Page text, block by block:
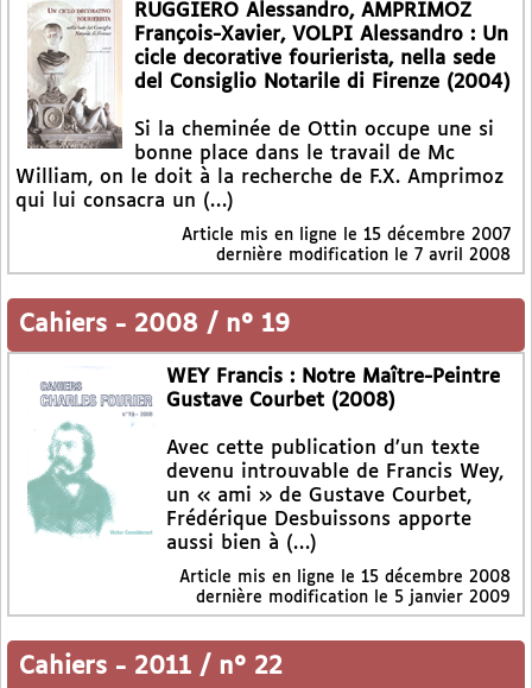
RUGGIERO Alessandro, AMPRIMOZ
François-Xavier, VOLPI Alessandro : Un
cicle decorative fourierista, nella sede
del Consiglio Notarile di Firenze (2004)
Si la cheminée de Ottin occupe une si
bonne place dans le travail de Mc
William, on le doit à la recherche de F.X. Amprimoz
qui lui consacra un (…)
Article mis en ligne le 15 décembre 2007
dernière modification le 7 avril 2008
Cahiers - 2008 / n° 19
WEY Francis : Notre Maître-Peintre
Gustave Courbet (2008)
Avec cette publication d’un texte
devenu introuvable de Francis Wey,
un « ami » de Gustave Courbet,
Frédérique Desbuissons apporte
aussi bien à (…)
Article mis en ligne le 15 décembre 2008
dernière modification le 5 janvier 2009
Cahiers - 2011 / n° 22